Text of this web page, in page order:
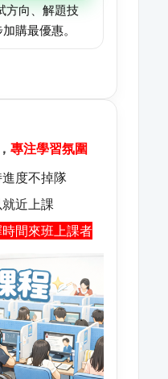
方向、解題技
購最優惠。
專注學習氛圍
度不掉隊
近上課
間來班上課者